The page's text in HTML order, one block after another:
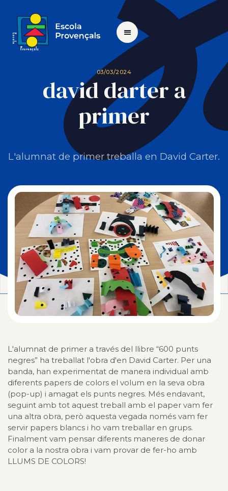
03/03/2024
david darter a
primer
L'alumnat de primer treballa en David Carter.
L'alumnat de primer a través del llibre “600 punts
negres” ha treballat l'obra d'en David Carter. Per una
banda, han experimentat de manera individual amb
diferents papers de colors el volum en la seva obra
(pop-up) i amagat els punts negres. Més endavant,
seguint amb tot aquest treball amb el paper vam fer
una altra obra, però aquesta vegada només vam fer
servir papers blancs i ho vam treballar en grups.
Finalment vam pensar diferents maneres de donar
color a la nostra obra i vam provar de fer-ho amb
LLUMS DE COLORS!